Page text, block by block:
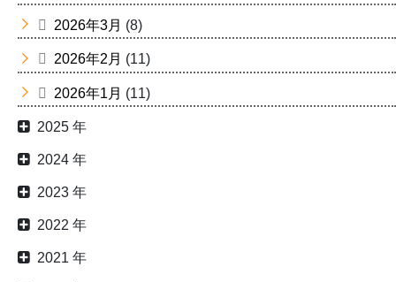
2026年3月 (8)
2026年2月 (11)
2026年1月 (11)
2025 年
2024 年
2023 年
2022 年
2021 年